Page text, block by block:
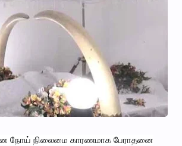
நோய் நிலைமை காரணமாக பேராதனை